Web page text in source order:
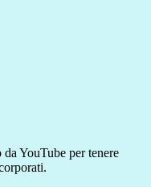
YouTube per tenere